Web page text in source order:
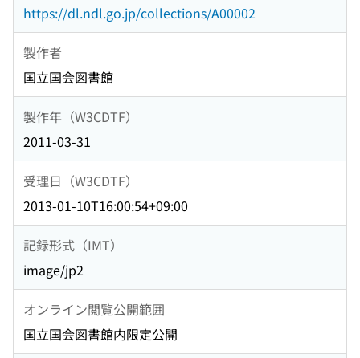
https://dl.ndl.go.jp/collections/A00002
製作者
国立国会図書館
製作年（W3CDTF）
2011-03-31
受理日（W3CDTF）
2013-01-10T16:00:54+09:00
記録形式（IMT）
image/jp2
オンライン閲覧公開範囲
国立国会図書館内限定公開